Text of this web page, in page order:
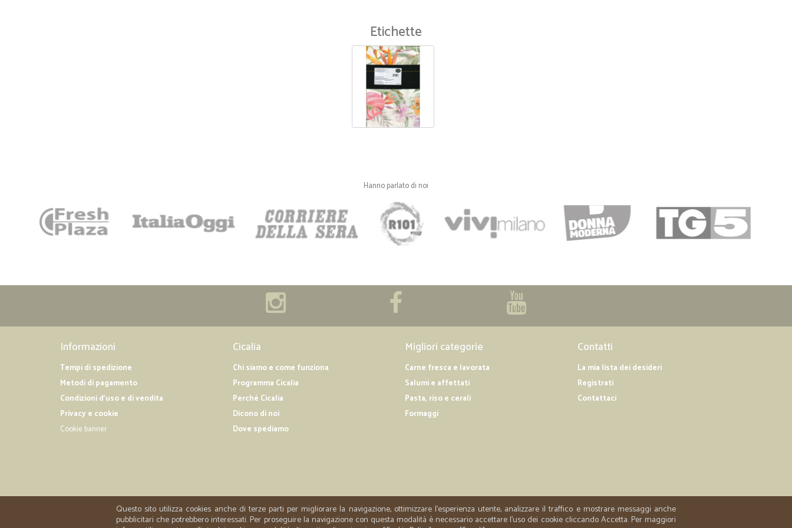
Ottimo sito di acquisto
Ottimo sito di acquisto, a prezzi davvero convenienti
Tutto perfetto
Tutto perfetto
Etichette
Hanno parlato di noi
Informazioni
Tempi di spedizione
Metodi di pagamento
Condizioni d'uso e di vendita
Privacy e cookie
Cookie banner
Cicalia
Chi siamo e come funziona
Programma Cicalia
Perché Cicalia
Dicono di noi
Dove spediamo
Migliori categorie
Carne fresca e lavorata
Salumi e affettati
Pasta, riso e cerali
Formaggi
Contatti
La mia lista dei desideri
Registrati
Contattaci
Questo sito utilizza cookies anche di terze parti per migliorare la navigazione, ottimizzare l'esperienza utente, analizzare il traffico e mostrare messaggi anche
pubblicitari che potrebbero interessati. Per proseguire la navigazione con questa modalità è necessario accettare l'uso dei cookie cliccando Accetta. Per maggiori